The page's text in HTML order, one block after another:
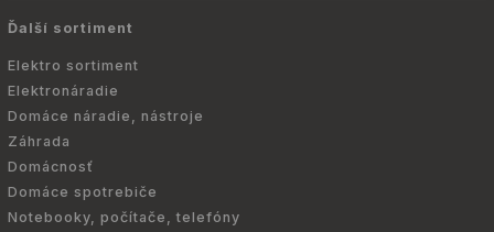
Ďalší sortiment
Elektro sortiment
Elektronáradie
Domáce náradie, nástroje
Záhrada
Domácnosť
Domáce spotrebiče
Notebooky, počítače, telefóny